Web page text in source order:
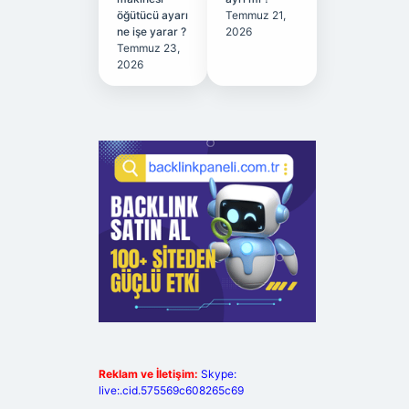
öğütücü ayarı
ne işe yarar ?
Temmuz 23,
2026
Temmuz 21,
2026
Reklam ve İletişim: Skype:
live:.cid.575569c608265c69